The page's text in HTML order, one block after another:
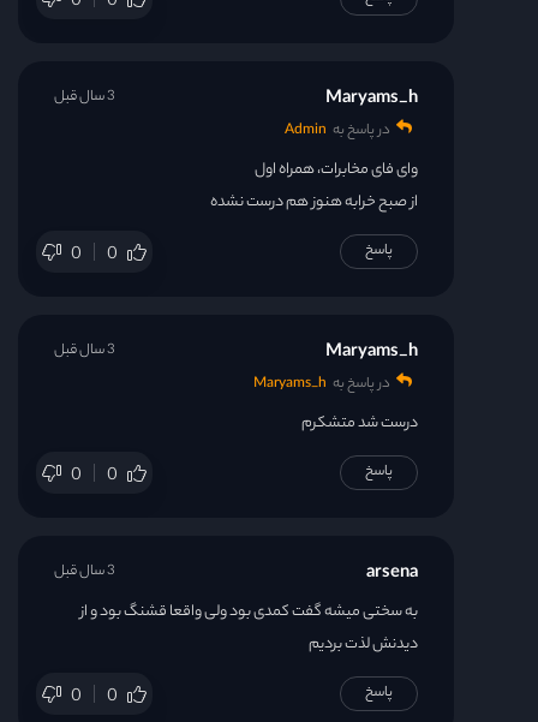
Maryams_h
در پاسخ به Admin
وای فای مخابرات، همراه اول
از صبح خرابه هنوز هم درست نشده
0 0
3 سال قبل
پاسخ
Maryams_h
در پاسخ به Maryams_h
درست شد متشکرم
0 0
3 سال قبل
پاسخ
arsena
به سختی میشه گفت کمدی بود ولی واقعا قشنگ بود و از
دیدنش لذت بردیم
0 0
3 سال قبل
پاسخ